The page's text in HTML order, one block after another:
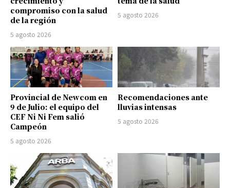
compromiso con la salud
de la región
5 agosto 2026
5 agosto 2026
Provincial de Newcom en
9 de Julio: el equipo del
CEF Ni Ni Fem salió
Campeón
5 agosto 2026
Recomendaciones ante
lluvias intensas
5 agosto 2026